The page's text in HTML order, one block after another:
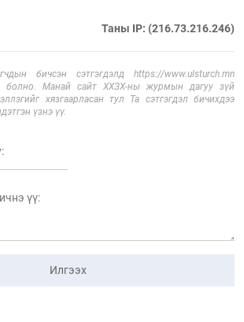
Таны IP: (216.73.216.246)
бичсэн сэтгэгдэлд https://www.ulsturch.mn
болно. Манай сайт ХХЗХ-ны журмын дагуу зүй
хязгаарласан тул Та сэтгэгдэл бичихдээ
үзнэ үү.
Илгээх